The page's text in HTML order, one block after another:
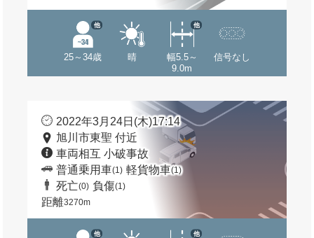
25～34歳
他
晴
幅5.5～
9.0m
他
信号なし
2022年3月24日(木)17:14
旭川市東聖 付近
車両相互 小破事故
普通乗用車(1) 軽貨物車(1)
死亡(0) 負傷(1)
距離3270m
他 他